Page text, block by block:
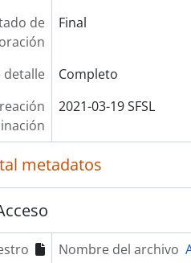
de
Final
detalle
Completo
2021-03-19 SFSL
metadatos
Nombre del archivo